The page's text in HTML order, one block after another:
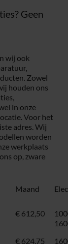
Geen
wij ook
Zowel
houden ons
in onze
Voor het
adres. Wij
worden
werkplaats
op, zware
Maand
€ 612,50
€ 624,75